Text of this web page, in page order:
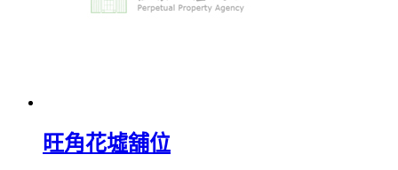
旺角花墟舖位